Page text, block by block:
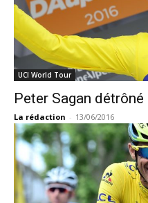
UCI World Tour
Peter Sagan
La rédaction - 13/06/2016